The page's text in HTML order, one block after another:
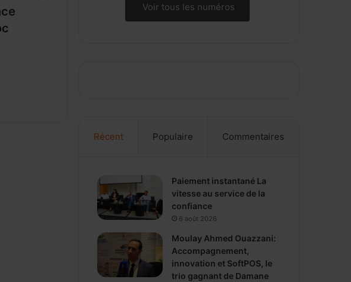
Voir tous les numéros
Récent Populaire Commentaires
Paiement instantané La
vitesse au service de la
confiance
6 août 2026
Moulay Ahmed Ouazzani:
Accompagnement,
innovation et SoftPOS, le
trio gagnant de Damane